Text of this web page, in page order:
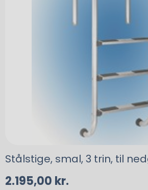
Stålstige, smal, 3 trin, til
2.195,00 kr.